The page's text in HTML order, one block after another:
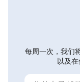
每周一次，我们
以及在